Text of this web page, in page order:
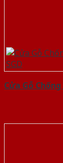
Cửa Gỗ